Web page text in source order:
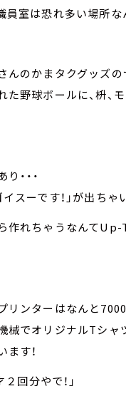
室は恐れ多い場所な
んのかまタクグッズの
た野球ボールに、枡、
・・・
スーです！」が出ちゃ
作れちゃうなんてUp-
ンターはなんと7000
械でオリジナルTシャ
す！
回分やで！」